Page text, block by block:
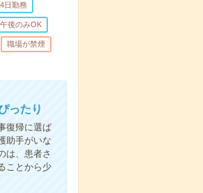
日勤務
午後のみOK
職場が禁煙
ったり
復帰に選ば
助手がいな
は、患者さ
ことから少